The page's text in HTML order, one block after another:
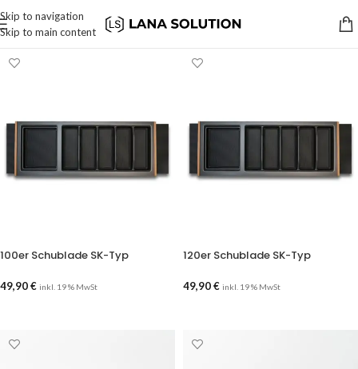
Skip to navigation
Skip to main content
100er Schublade SK-Typ
49,90€ inkl. 19 % MwSt
120er Schublade SK-Typ
49,90€ inkl. 19 % MwSt